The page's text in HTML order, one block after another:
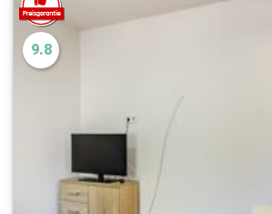
9.8